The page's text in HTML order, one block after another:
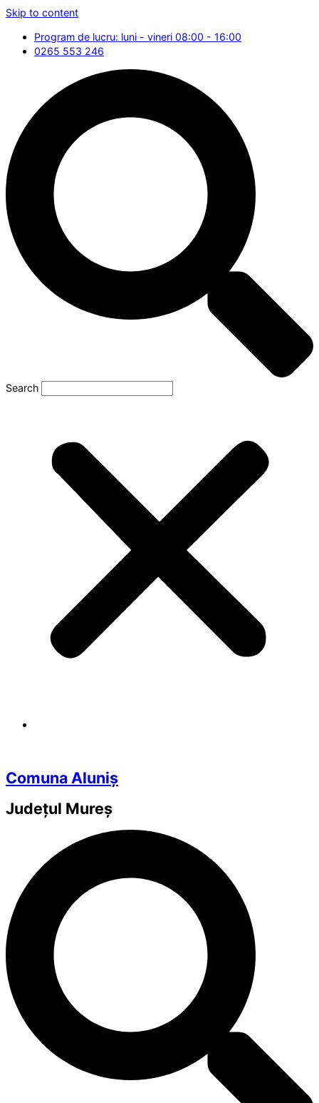
Skip to content
Program de lucru: luni - vineri 08:00 - 16:00
0265 553 246
Search
Comuna Aluniș
Județul Mureș